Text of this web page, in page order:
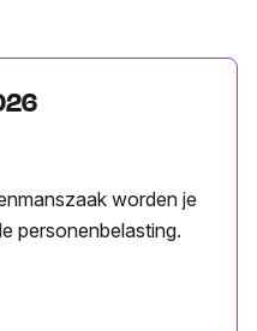
worden je
personenbelasting.